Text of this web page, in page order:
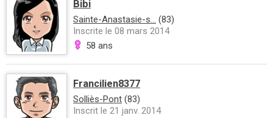
Bibi
Sainte-Anastasie-s... (83)
Inscrite le 08 mars 2014
58 ans
Francilien8377
Solliès-Pont (83)
Inscrit le 21 janv. 2014